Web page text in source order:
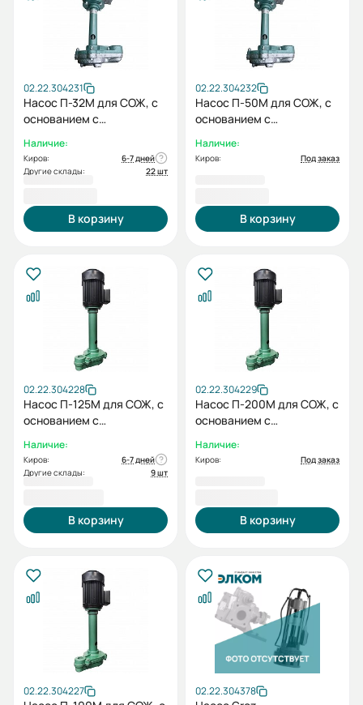
02.22.304231
Насос П-32М для СОЖ, с
основанием с
0,18/3000
Наличие:
Киров:
6-7 дней
Другие склады:
22 шт
В корзину
02.22.304232
Насос П-50М для СОЖ, с
основанием с
0,18/3000
Наличие:
Киров: Под заказ
В корзину
02.22.304228
Насос П-125М для СОЖ, с
основанием с
0,75/3000
Наличие:
Киров:
6-7 дней
Другие склады:
9 шт
В корзину
02.22.304229
Насос П-200М для СОЖ, с
основанием с
0,75/3000
Наличие:
Киров: Под заказ
В корзину
02.22.304227 02.22.304378